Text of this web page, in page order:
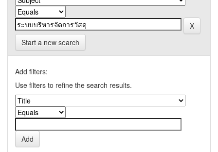
Start a new search
Add filters:
Use filters to refine the search results.